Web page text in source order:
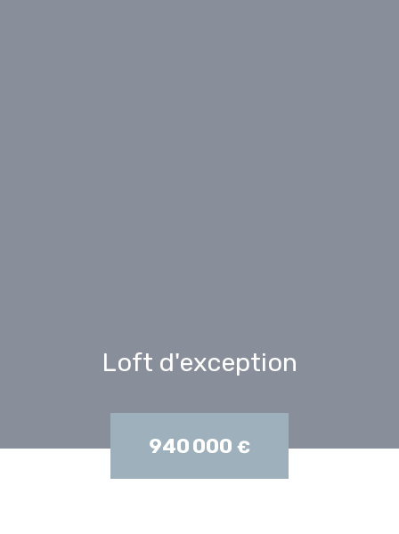
Loft d'exception
940 000 €